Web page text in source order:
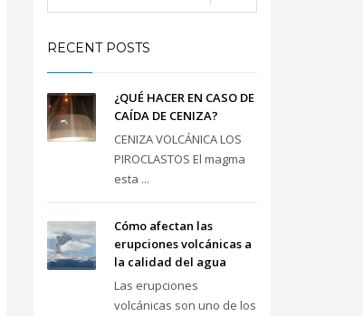
RECENT POSTS
¿QUÉ HACER EN CASO DE
CAÍDA DE CENIZA?
CENIZA VOLCÁNICA LOS
PIROCLASTOS El magma
esta ...
Cómo afectan las
erupciones volcánicas a
la calidad del agua
Las erupciones
volcánicas son uno de los